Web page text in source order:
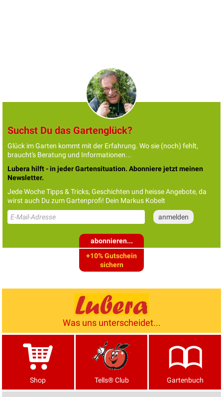
Suchst Du das Gartenglück?
Glück im Garten kommt mit der Erfahrung. Wo sie (noch) fehlt,
braucht's Beratung und Informationen...
Lubera hilft - in jeder Gartensituation. Abonniere jetzt meinen
Newsletter.
Jede Woche Tipps & Tricks, Geschichten und heisse Angebote, da
wirst auch Du zum Gartenprofi! Dein Markus Kobelt
abonnieren...
+10% Gutschein
sichern
Was uns unterscheidet...
Shop Tells® Club Gartenbuch